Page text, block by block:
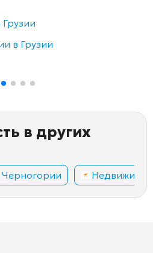
в Грузии
в других